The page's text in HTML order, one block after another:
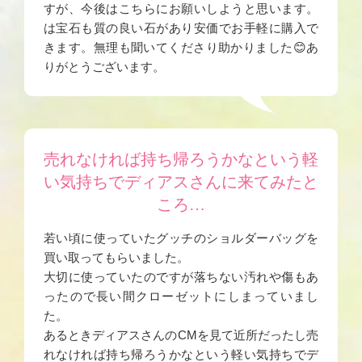
すが、今後はこちらにお願いしようと思います。
は宝石も質の良い石があり安価でお手軽に購入で
きます。無理も聞いてくださり助かりました😊あ
りがとうございます。
売れなければ持ち帰ろうかなという軽
い気持ちでディアスさんに来てみたと
ころ…
若い頃に使っていたグッチのショルダーバッグを
買い取ってもらいました。
大切に使っていたのですが落ちない汚れや傷もあ
ったので長い間クローゼットにしまっていまし
た。
あるときディアスさんのCMを見て近所だったし売
れなければ持ち帰ろうかなという軽い気持ちでデ